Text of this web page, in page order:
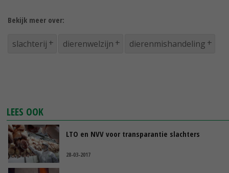
Bekijk meer over:
slachterij dierenwelzijn dierenmishandeling
LEES OOK
LTO en NVV voor transparantie slachters
28-03-2017